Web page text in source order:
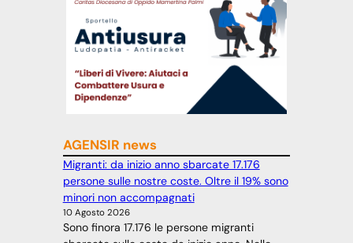
AGENSIR news
Migranti: da inizio anno sbarcate 17.176
persone sulle nostre coste. Oltre il 19% sono
minori non accompagnati
10 Agosto 2026
Sono finora 17.176 le persone migranti